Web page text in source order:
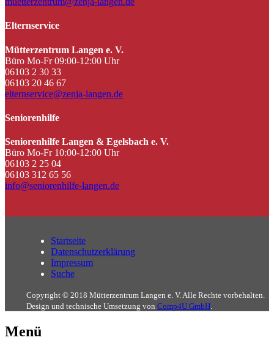
Elternservice
Mütterzentrum Langen e. V.
Büro Mo-Fr 09:00-12:00 Uhr
06103 2 30 33
06103 20 46 67
elternservice@zenja-langen.de
Seniorenhilfe
Seniorenhilfe Langen & Egelsbach e. V.
Büro Mo-Fr 10:00-12:00 Uhr
06103 2 25 04
06103 312 65 56
info@seniorenhilfe-langen.de
Startseite
Datenschutzerklärung
Impressum
Suche
Copyright © 2018 Mütterzentrum Langen e. V. Alle Rechte vorbehalten.
Design und technische Umsetzung von Comp4U GmbH.
Menü